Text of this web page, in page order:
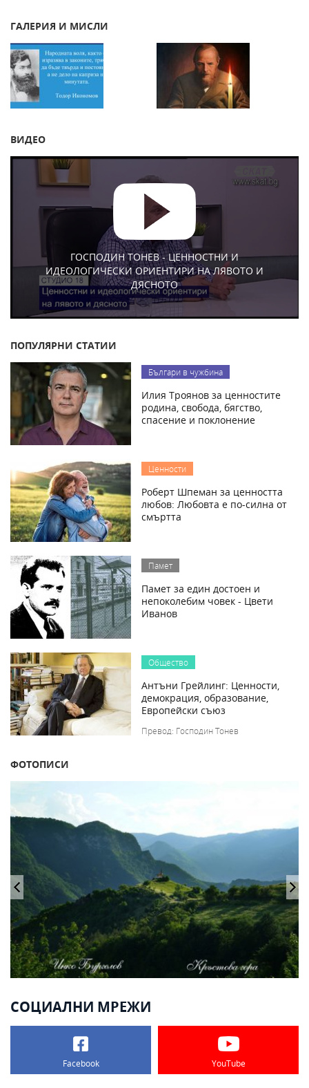
ГАЛЕРИЯ И МИСЛИ
ВИДЕО
ГОСПОДИН ТОНЕВ - ЦЕННОСТНИ И
ИДЕОЛОГИЧЕСКИ ОРИЕНТИРИ НА ЛЯВОТО И
ДЯСНОТО
ПОПУЛЯРНИ СТАТИИ
Българи в чужбина
Илия Троянов за ценностите
родина, свобода, бягство,
спасение и поклонение
Ценности
Роберт Шпеман за ценността
любов: Любовта е по-силна от
смъртта
Памет
Памет за един достоен и
непоколебим човек - Цвети
Иванов
Общество
Антъни Грейлинг: Ценности,
демокрация, образование,
Европейски съюз
Превод: Господин Тонев
ФОТОПИСИ
СОЦИАЛНИ МРЕЖИ
Facebook YouTube